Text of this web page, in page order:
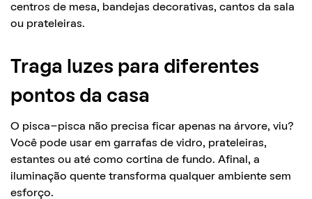
centros de mesa, bandejas decorativas, cantos da sala
ou prateleiras.
Traga luzes para diferentes
pontos da casa
O pisca-pisca não precisa ficar apenas na árvore, viu?
Você pode usar em garrafas de vidro, prateleiras,
estantes ou até como cortina de fundo. Afinal, a
iluminação quente transforma qualquer ambiente sem
esforço.